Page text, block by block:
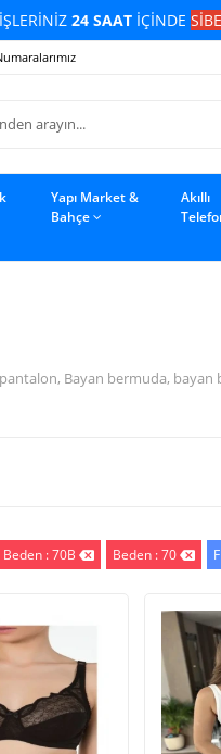
24 SAATİÇİNDE
Yapı Market &
Bahçe
Akıllı
Bayan bermuda,
Beden : 70B Beden : 70